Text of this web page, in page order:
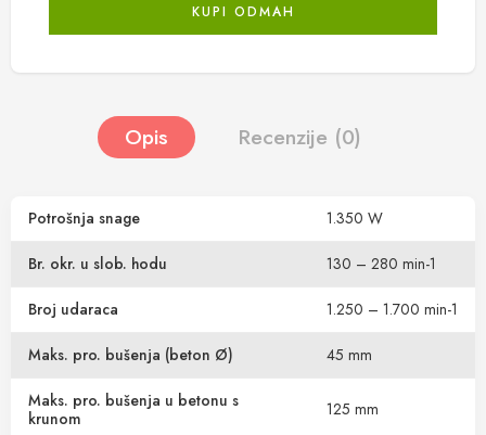
KUPI ODMAH
Opis Recenzije (0)
Potrošnja snage 1.350 W
Br. okr. u slob. hodu 130 – 280 min-1
Broj udaraca 1.250 – 1.700 min-1
Maks. pro. bušenja (beton Ø) 45 mm
Maks. pro. bušenja u betonu s
krunom
125 mm